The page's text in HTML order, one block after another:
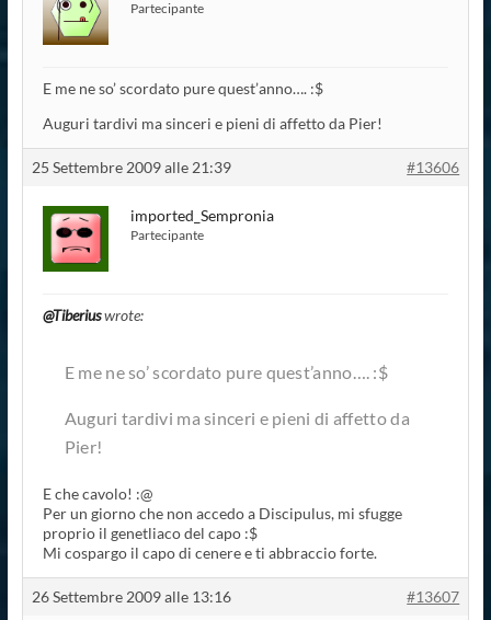
Partecipante
E me ne so’ scordato pure quest’anno…. :$
Auguri tardivi ma sinceri e pieni di affetto da Pier!
25 Settembre 2009 alle 21:39 #13606
imported_Sempronia
Partecipante
@Tiberiuswrote:
E me ne so’ scordato pure quest’anno…. :$
Auguri tardivi ma sinceri e pieni di affetto da
Pier!
E che cavolo! :@
Per un giorno che non accedo a Discipulus, mi sfugge
proprio il genetliaco del capo :$
Mi cospargo il capo di cenere e ti abbraccio forte.
26 Settembre 2009 alle 13:16 #13607